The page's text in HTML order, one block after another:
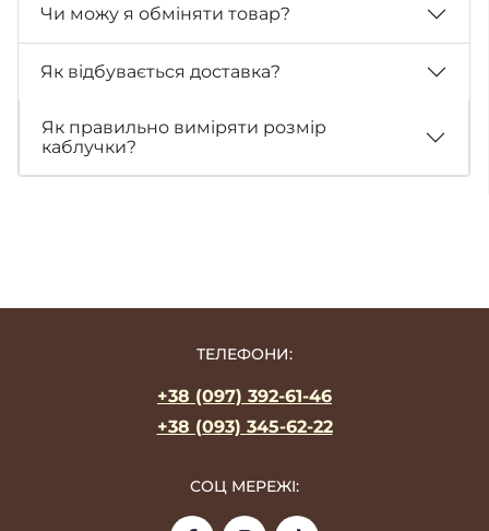
Чи можу я обміняти товар?
Як відбувається доставка?
Як правильно виміряти розмір
каблучки?
ТЕЛЕФОНИ:
+38 (097) 392-61-46
+38 (093) 345-62-22
СОЦ МЕРЕЖІ: